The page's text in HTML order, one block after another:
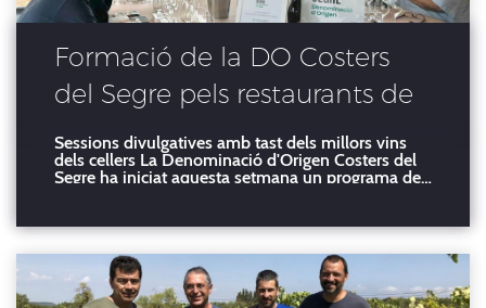
Formació de la DO Costers
del Segre pels restaurants de
Lleida
Sessions divulgatives amb tast dels millors vins
dels cellers La Denominació d'Origen Costers del
Segre ha iniciat aquesta setmana un programa de
Econòmica de la Diputació de Lleida. Aquestes